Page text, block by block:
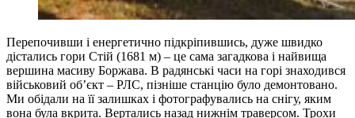
Перепочивши і енергетично підкріпившись, дуже швидко
дістались гори Стій (1681 м) – це сама загадкова і найвища
вершина масиву Боржава. В радянські часи на горі знаходився
військовий об’єкт – РЛС, пізніше станцію було демонтовано.
Ми обідали на її залишках і фотографувались на снігу, яким
вона була вкрита. Вертались назад нижнім траверсом. Трохи